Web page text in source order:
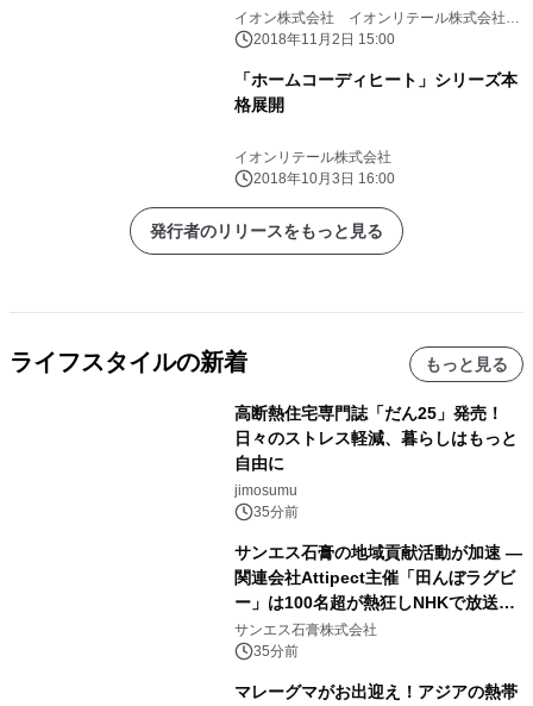
イオン株式会社 イオンリテール株式会社
イオントップバリュ株式会社
2018年11月2日 15:00
「ホームコーディヒート」シリーズ本
格展開
イオンリテール株式会社
2018年10月3日 16:00
発行者のリリースをもっと見る
ライフスタイルの新着 もっと見る
高断熱住宅専門誌「だん25」発売！
日々のストレス軽減、暮らしはもっと
自由に
jimosumu
35分前
サンエス石膏の地域貢献活動が加速 ―
関連会社Attipect主催「田んぼラグビ
ー」は100名超が熱狂しNHKで放送さ
れました。
サンエス石膏株式会社
35分前
マレーグマがお出迎え！アジアの熱帯